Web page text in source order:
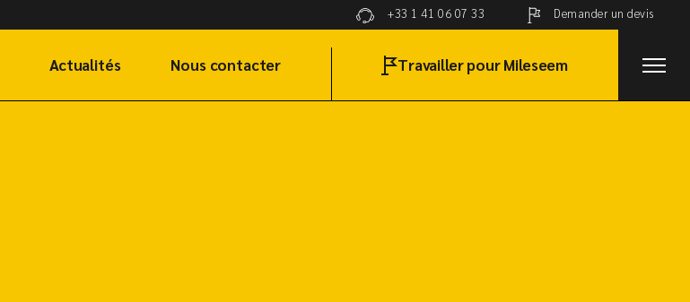
+33 1 41 06 07 33 Demander un devis
Actualités Nous contacter Travailler pour Mileseem